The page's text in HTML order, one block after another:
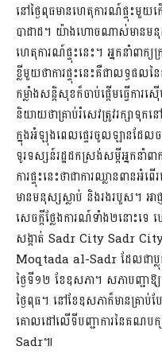
នៅថ្ងៃពុធមានហេតុការណ៍ផ្ទុះមួ
បាដាដ។ យ៉ាង​​ហោចណាស់មានមនុ
ហេតុការណ៍ផ្ទុះនេះ។ អ្នកនាំពាក្
ខ្លីមួយថាការផ្ទុះនេះគឺជាលទ្ធផលន
កម្លាំងសន្តិសុខក៏ចាប់ផ្តើមធ្វើក
និយាយថាគ្រាប់រំសេវត្រូវរក្សាទុក
ក្នុងអំឡុងពេលផ្ទេរចូលឡានដែល
ទូរទស្សន៍រដ្ឋដកស្រង់សម្តីអ្នកនាំព
ការផ្ទុះនេះថាជាការឈ្លានពាន
មានមនុស្សស្លាប់ និងរងរបួស។ អាជ្
សេចក្តីថ្លែង​ការណ៍ទាំង២​នោះទេ
សង្កាត់ Sadr City Sadr City
Moqtada al-Sadr ដែលជាប្លុ
ថ្ងៃទី១២ ខែឧសភា។ សភាបញ្ជាឱ្
ថ្ងៃពុធ។ នៅខែឧសភាក៏មានគ្រា
គោលដៅលើទីបញ្ជាការនៃគណប
Sadr៕